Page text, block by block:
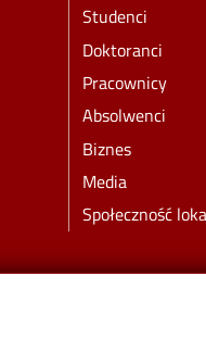
Studenci
Doktoranci
Pracownicy
Absolwenci
Biznes
Media
Społeczność